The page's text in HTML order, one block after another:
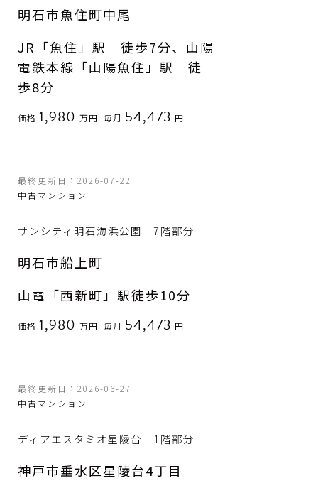
明石市魚住町中尾
JR「魚住」駅 徒歩7分、山陽
電鉄本線「山陽魚住」駅 徒
歩8分
価格 1,980 万円 |毎月 54,473 円
最終更新日：2026-07-22
中古マンション
サンシティ明石海浜公園 7階部分
明石市船上町
山電「西新町」駅徒歩10分
価格 1,980 万円 |毎月 54,473 円
最終更新日：2026-06-27
中古マンション
ディアエスタミオ星陵台 1階部分
神戸市垂水区星陵台4丁目